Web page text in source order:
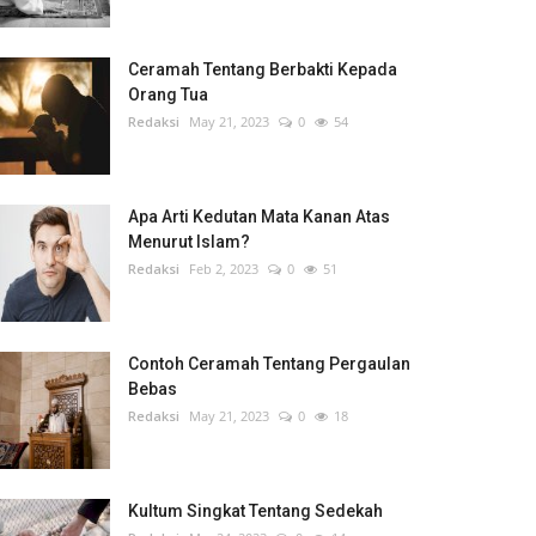
Ceramah Tentang Berbakti Kepada
Orang Tua
Redaksi May 21, 2023 0 54
Apa Arti Kedutan Mata Kanan Atas
Menurut Islam?
Redaksi Feb 2, 2023 0 51
Contoh Ceramah Tentang Pergaulan
Bebas
Redaksi May 21, 2023 0 18
Kultum Singkat Tentang Sedekah